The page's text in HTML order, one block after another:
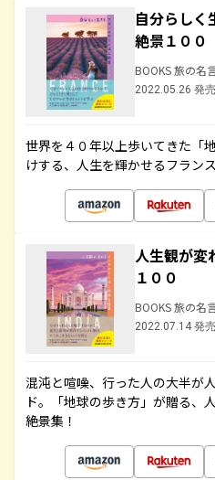
自分らしく
絶景１００
BOOKS 旅の名
2022.05.26 発売
世界を４０年以上歩いてきた「
けする、人生を輝かせるフラン
人生観が変
１００
BOOKS 旅の名
2022.07.14 発売
混沌と喧噪、行った人の大半が
ド。「地球の歩き方」が贈る、
絶景集！